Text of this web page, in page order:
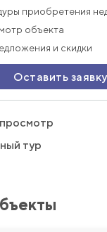
приобретения
объекта
и скидки
Оставить заявку
тур